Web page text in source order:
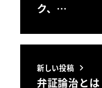
ク、…
新しい投稿
弁証論治と